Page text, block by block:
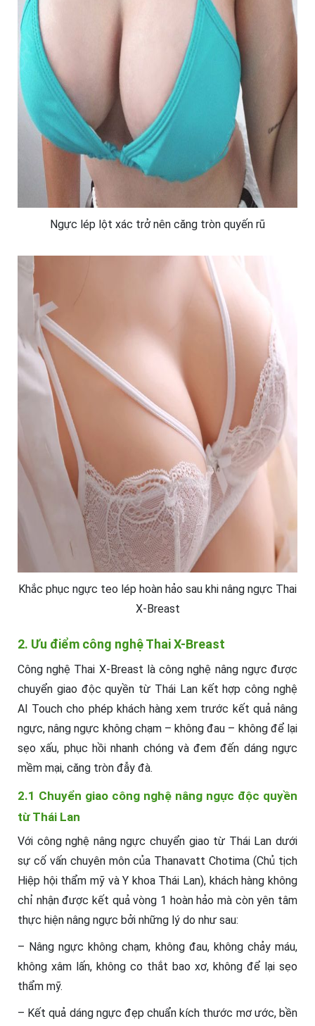
Ngực lép lột xác trở nên căng tròn quyến rũ
Khắc phục ngực teo lép hoàn hảo sau khi nâng ngực Thai
X-Breast
2. Ưu điểm công nghệ Thai X-Breast
Công nghệ Thai X-Breast là công nghệ nâng ngực được
chuyển giao độc quyền từ Thái Lan kết hợp công nghệ
AI Touch cho phép khách hàng xem trước kết quả nâng
ngực, nâng ngực không chạm – không đau – không để lại
sẹo xấu, phục hồi nhanh chóng và đem đến dáng ngực
mềm mại, căng tròn đẫy đà.
2.1 Chuyển giao công nghệ nâng ngực độc quyền
từ Thái Lan
Với công nghệ nâng ngực chuyển giao từ Thái Lan dưới
sự cố vấn chuyên môn của Thanavatt Chotima (Chủ tịch
Hiệp hội thẩm mỹ và Y khoa Thái Lan), khách hàng không
chỉ nhận được kết quả vòng 1 hoàn hảo mà còn yên tâm
thực hiện nâng ngực bởi những lý do như sau:
– Nâng ngực không chạm, không đau, không chảy máu,
không xâm lấn, không co thắt bao xơ, không để lại sẹo
thẩm mỹ.
– Kết quả dáng ngực đẹp chuẩn kích thước mơ ước, bền